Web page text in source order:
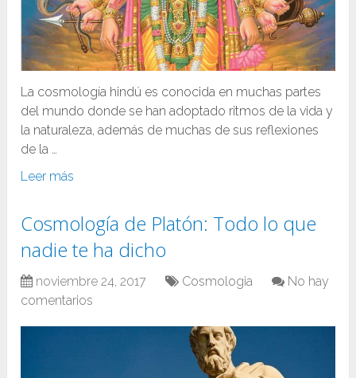
La cosmología hindú es conocida en muchas partes
del mundo donde se han adoptado ritmos de la vida y
la naturaleza, además de muchas de sus reflexiones
de la …
Leer más
Cosmología de Platón: Todo lo que
nadie te ha dicho
noviembre 24, 2017 Cosmologia
No hay
comentarios